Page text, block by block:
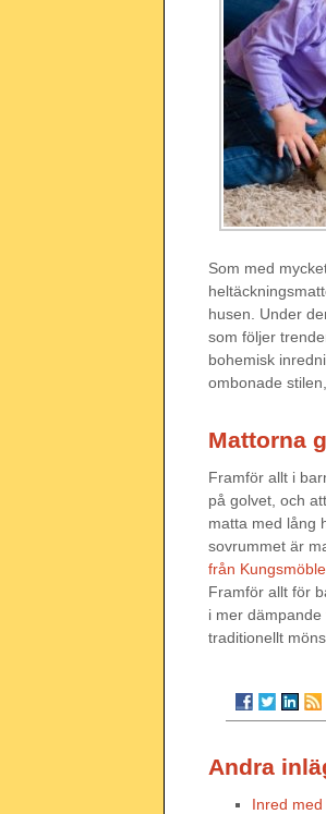
Som med
husen. Under
som följer
bohemisk
ombonade
Mattorna
Framför allt i
på golvet, och
matta med lång
sovrummet är
från
Framför allt för
i mer
traditionellt
Andra
Inred